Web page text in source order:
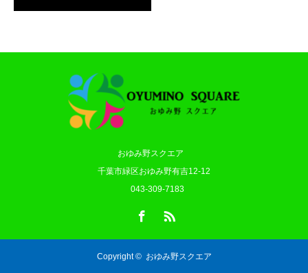
おゆみ野スクエア
千葉市緑区おゆみ野有吉12-12
043-309-7183
Copyright © おゆみ野スクエア